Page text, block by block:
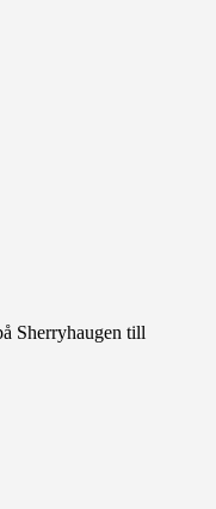
Sherryhaugen till